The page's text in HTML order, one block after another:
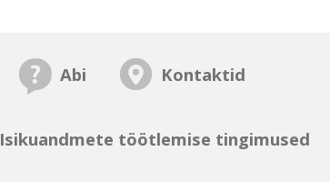
Abi Kontaktid
Isikuandmete töötlemise tingimused